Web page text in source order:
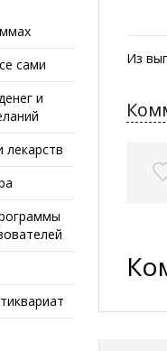
сами
и
лекарств
Из